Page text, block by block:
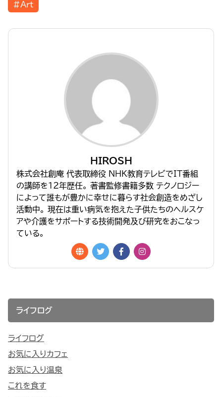
#Art
HIROSH
株式会社創庵 代表取締役 NHK教育テレビでIT番組
の講師を１２年歴任。 著書監修書籍多数 テクノロジー
によって誰もが豊かに幸せに暮らす社会創造をめざし
活動中。 現在は重い病気を抱えた子供たちのヘルスケ
アや介護をサポートする技術開発及び研究をおこなっ
ている。
ライフログ
ライフログ
お気に入りカフェ
お気に入り温泉
これを食す